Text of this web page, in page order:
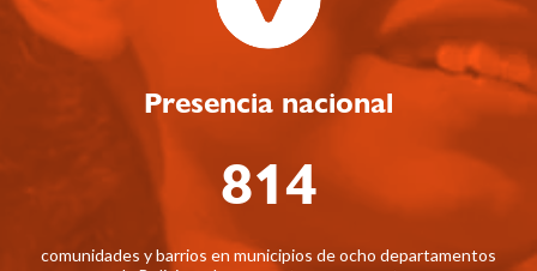
Presencia nacional
814
comunidades y barrios en municipios de ocho departamentos